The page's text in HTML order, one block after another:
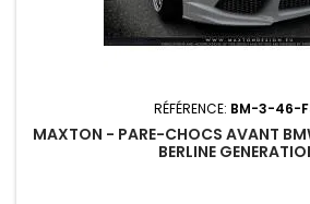
RÉFÉRENCE: BM-3-46-
MAXTON - PARE-CHOCS AVANT
BERLINE